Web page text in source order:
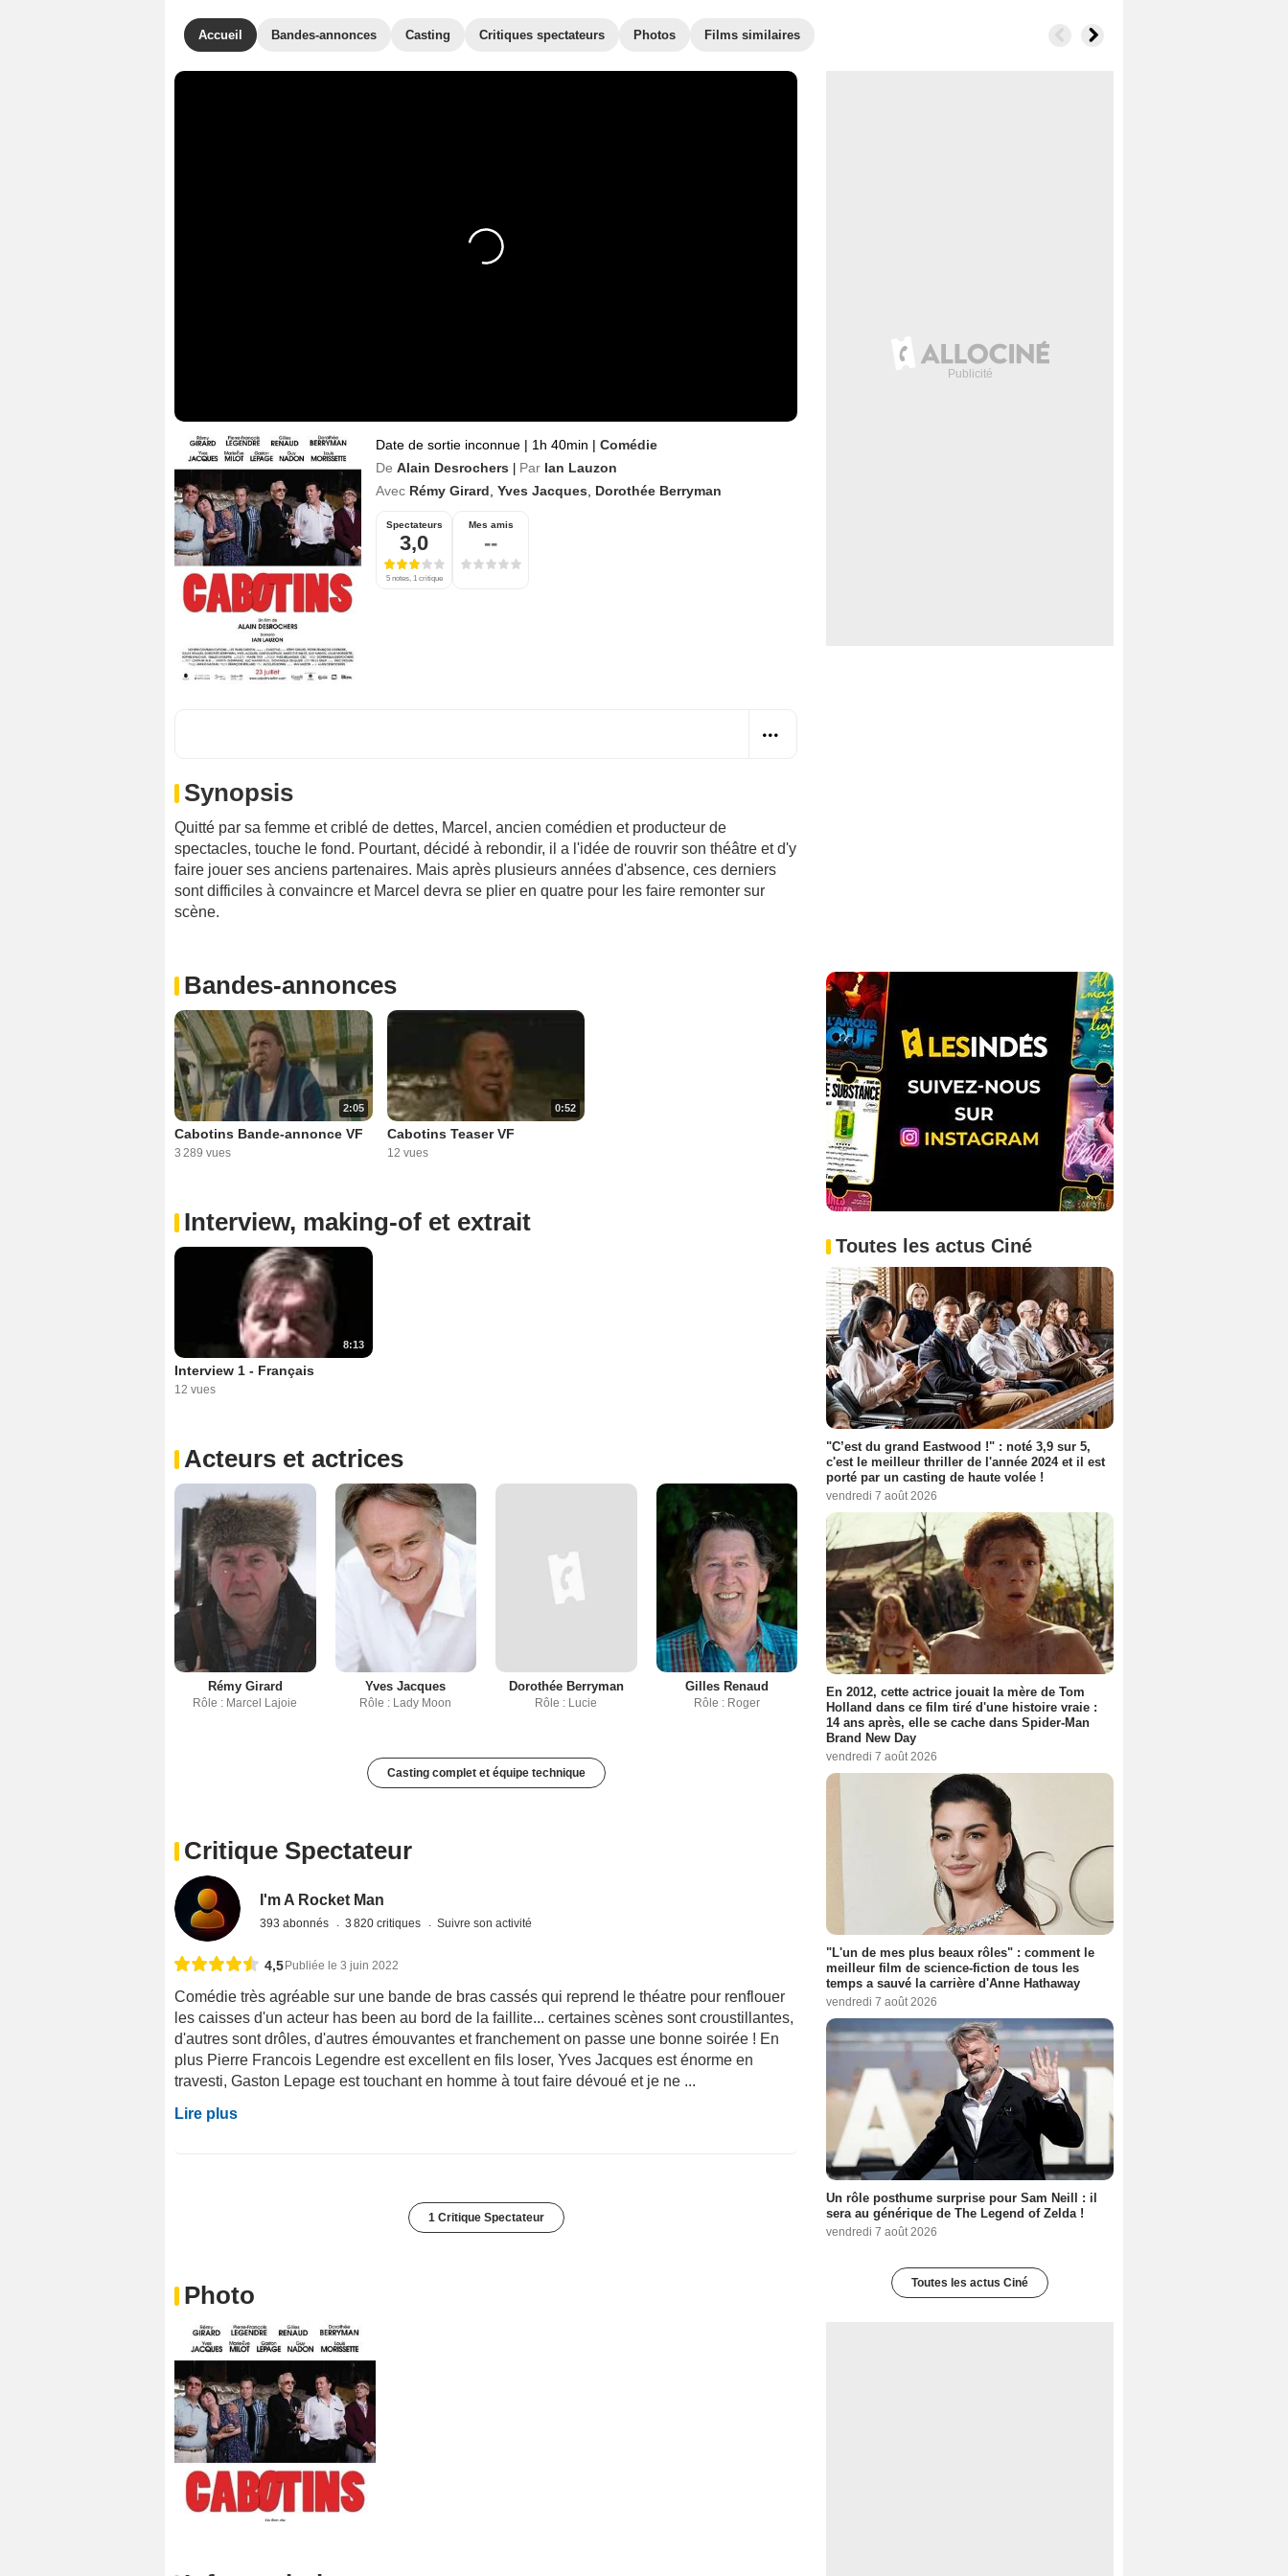
Accueil Bandes-annonces Casting Critiques spectateurs Photos Films similaires
Date de sortie inconnue | 1h 40min | Comédie
De Alain Desrochers | Par Ian Lauzon
Avec Rémy Girard Yves Jacques Dorothée Berryman
Spectateurs
3,0
5 notes, 1 critique
Mes amis
--
Synopsis
Quitté par sa femme et criblé de dettes, Marcel, ancien comédien et producteur de
spectacles, touche le fond. Pourtant, décidé à rebondir, il a l'idée de rouvrir son théâtre et d'y
faire jouer ses anciens partenaires. Mais après plusieurs années d'absence, ces derniers
sont difficiles à convaincre et Marcel devra se plier en quatre pour les faire remonter sur
scène.
Bandes-annonces
2:05
Cabotins Bande-annonce VF
3 289 vues
0:52
Cabotins Teaser VF
12 vues
Interview, making-of et extrait
8:13
Interview 1 - Français
12 vues
Acteurs et actrices
Rémy Girard
Rôle : Marcel Lajoie
Yves Jacques
Rôle : Lady Moon
Dorothée Berryman
Rôle : Lucie
Gilles Renaud
Rôle : Roger
Casting complet et équipe technique
Critique Spectateur
I'm A Rocket Man
393 abonnés 3 820 critiques Suivre son activité
4,5Publiée le 3 juin 2022
Comédie très agréable sur une bande de bras cassés qui reprend le théatre pour renflouer
les caisses d'un acteur has been au bord de la faillite... certaines scènes sont croustillantes,
d'autres sont drôles, d'autres émouvantes et franchement on passe une bonne soirée ! En
plus Pierre Francois Legendre est excellent en fils loser, Yves Jacques est énorme en
travesti, Gaston Lepage est touchant en homme à tout faire dévoué et je ne ...
Lire plus
1 Critique Spectateur
Photo
Toutes les actus Ciné
"C’est du grand Eastwood !" : noté 3,9 sur 5,
c'est le meilleur thriller de l'année 2024 et il est
porté par un casting de haute volée !
vendredi 7 août 2026
En 2012, cette actrice jouait la mère de Tom
Holland dans ce film tiré d'une histoire vraie :
14 ans après, elle se cache dans Spider-Man
Brand New Day
vendredi 7 août 2026
"L'un de mes plus beaux rôles" : comment le
meilleur film de science-fiction de tous les
temps a sauvé la carrière d'Anne Hathaway
vendredi 7 août 2026
Un rôle posthume surprise pour Sam Neill : il
sera au générique de The Legend of Zelda !
vendredi 7 août 2026
Toutes les actus Ciné